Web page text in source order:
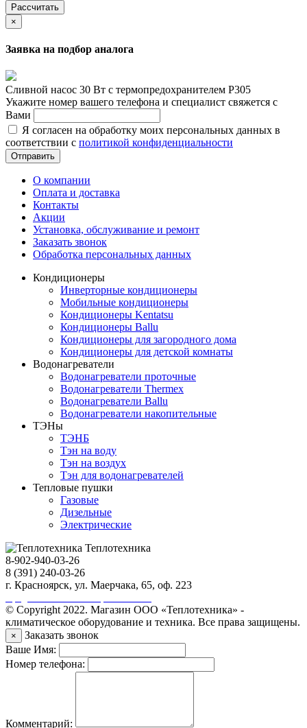
Рассчитать
×
Заявка на подбор аналога
Сливной насос 30 Вт с термопредохранителем P305
Укажите номер вашего телефона и специалист свяжется с
Вами
Я согласен на обработку моих персональных данных в
соответствии с политикой конфиденциальности
Отправить
О компании
Оплата и доставка
Контакты
Акции
Установка, обслуживание и ремонт
Заказать звонок
Обработка персональных данных
Кондиционеры
Инверторные кондиционеры
Мобильные кондиционеры
Кондиционеры Kentatsu
Кондиционеры Ballu
Кондиционеры для загородного дома
Кондиционеры для детской комнаты
Водонагреватели
Водонагреватели проточные
Водонагреватели Thermex
Водонагреватели Ballu
Водонагреватели накопительные
ТЭНы
ТЭНБ
Тэн на воду
Тэн на воздух
Тэн для водонагревателей
Тепловые пушки
Газовые
Дизельные
Электрические
Теплотехника
8-902-940-03-26
8 (391) 240-03-26
г. Красноярск, ул. Маерчака, 65, оф. 223
© Copyright 2022. Магазин ООО «Теплотехника» -
климатическое оборудование и техника. Все права защищены.
×
Заказать звонок
Ваше Имя:
Номер телефона:
Комментарий: